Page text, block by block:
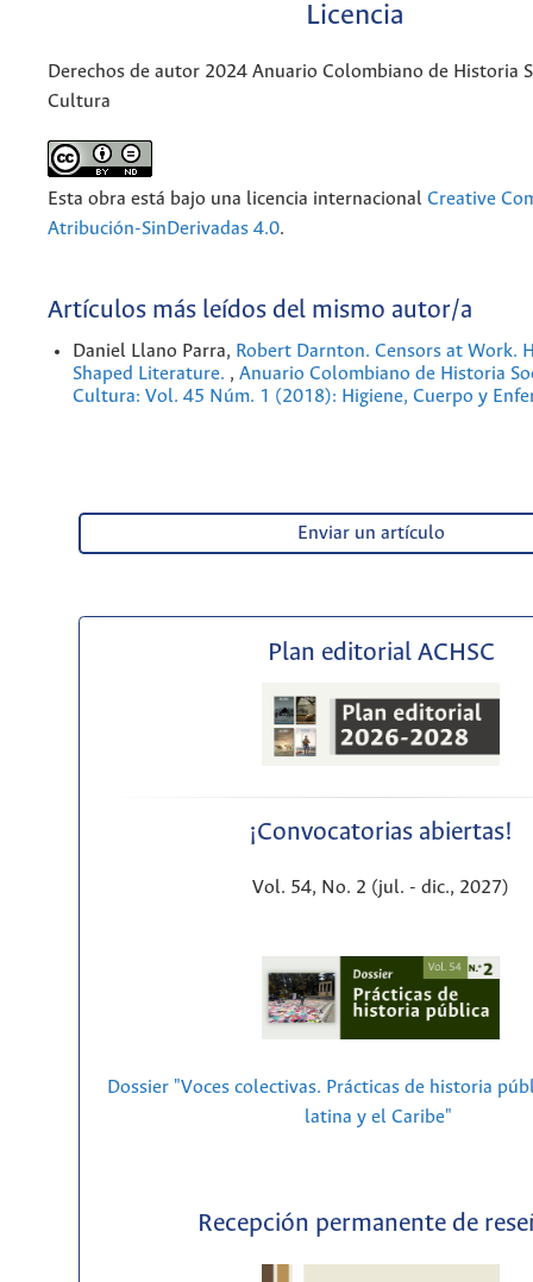
Licencia
Derechos de autor 2024 Anuario Colombiano de Historia
Cultura
Esta obra está bajo una licencia internacional Creative
Atribución-SinDerivadas 4.0.
Artículos más leídos del mismo autor/a
Daniel Llano Parra, Robert Darnton. Censors at Work.
Shaped Literature. , Anuario Colombiano de Historia
Cultura: Vol. 45 Núm. 1 (2018): Higiene, Cuerpo y
Enviar un artículo
Plan editorial ACHSC
¡Convocatorias abiertas!
Vol. 54, No. 2 (jul. - dic., 2027)
Dossier "Voces colectivas. Prácticas de historia
latina y el Caribe"
Recepción permanente de